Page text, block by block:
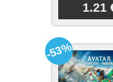
1.21
-53%